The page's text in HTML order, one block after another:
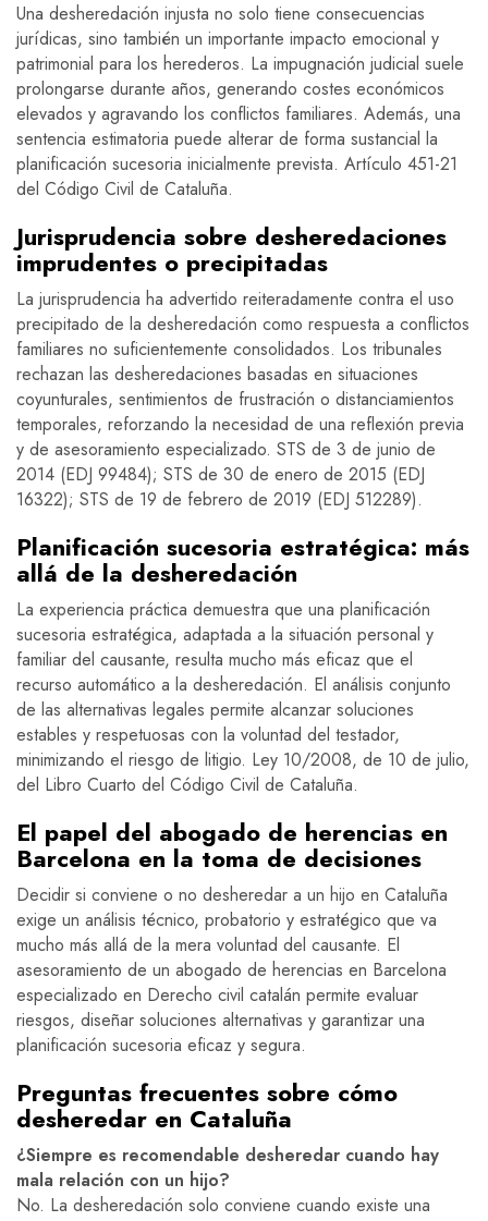
Una desheredación injusta no solo tiene consecuencias
jurídicas, sino también un importante impacto emocional y
patrimonial para los herederos. La impugnación judicial suele
prolongarse durante años, generando costes económicos
elevados y agravando los conflictos familiares. Además, una
sentencia estimatoria puede alterar de forma sustancial la
planificación sucesoria inicialmente prevista. Artículo 451-21
del Código Civil de Cataluña.
Jurisprudencia sobre desheredaciones
imprudentes o precipitadas
La jurisprudencia ha advertido reiteradamente contra el uso
precipitado de la desheredación como respuesta a conflictos
familiares no suficientemente consolidados. Los tribunales
rechazan las desheredaciones basadas en situaciones
coyunturales, sentimientos de frustración o distanciamientos
temporales, reforzando la necesidad de una reflexión previa
y de asesoramiento especializado. STS de 3 de junio de
2014 (EDJ 99484); STS de 30 de enero de 2015 (EDJ
16322); STS de 19 de febrero de 2019 (EDJ 512289).
Planificación sucesoria estratégica: más
allá de la desheredación
La experiencia práctica demuestra que una planificación
sucesoria estratégica, adaptada a la situación personal y
familiar del causante, resulta mucho más eficaz que el
recurso automático a la desheredación. El análisis conjunto
de las alternativas legales permite alcanzar soluciones
estables y respetuosas con la voluntad del testador,
minimizando el riesgo de litigio. Ley 10/2008, de 10 de julio,
del Libro Cuarto del Código Civil de Cataluña.
El papel del abogado de herencias en
Barcelona en la toma de decisiones
Decidir si conviene o no desheredar a un hijo en Cataluña
exige un análisis técnico, probatorio y estratégico que va
mucho más allá de la mera voluntad del causante. El
asesoramiento de un abogado de herencias en Barcelona
especializado en Derecho civil catalán permite evaluar
riesgos, diseñar soluciones alternativas y garantizar una
planificación sucesoria eficaz y segura.
Preguntas frecuentes sobre cómo
desheredar en Cataluña
¿Siempre es recomendable desheredar cuando hay
mala relación con un hijo?
No. La desheredación solo conviene cuando existe una